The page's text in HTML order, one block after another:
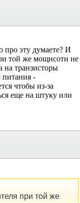
на выходе 6пар
дули на полную.
поменьше, но
классе Н, мощность
про эту думаете? И
той же мощнсоти не